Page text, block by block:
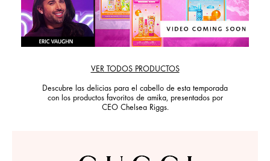
VER TODOS PRODUCTOS
Descubre las delicias para el cabello de esta temporada
con los productos favoritos de amika, presentados por
CEO Chelsea Riggs.